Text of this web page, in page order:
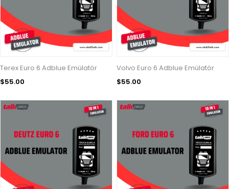
Terex Euro 6 Adblue Emülatör
$55.00
Volvo Euro 6 Adblue Emülatör
$55.00